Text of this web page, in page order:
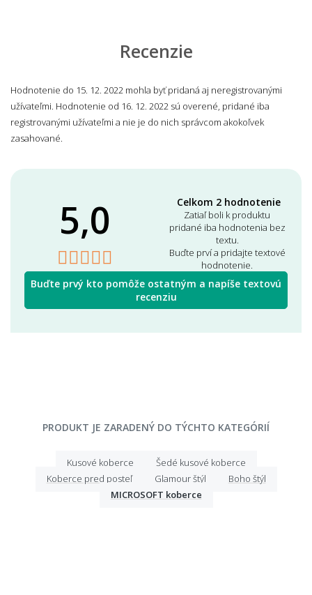
Recenzie
Hodnotenie do 15. 12. 2022 mohla byť pridaná aj neregistrovanými
užívateľmi. Hodnotenie od 16. 12. 2022 sú overené, pridané iba
registrovanými užívateľmi a nie je do nich správcom akokoľvek
zasahované.
5,0 Celkom 2 hodnotenie
Zatiaľ boli k produktu
pridané iba hodnotenia bez
textu.
Buďte prví a pridajte textové
hodnotenie.
Buďte prvý kto pomôže ostatným a napíše textovú
recenziu
PRODUKT JE ZARADENÝ DO TÝCHTO KATEGÓRIÍ
Kusové koberce
Šedé kusové koberce
Koberce pred posteľ
Glamour štýl
Boho štýl
MICROSOFT koberce